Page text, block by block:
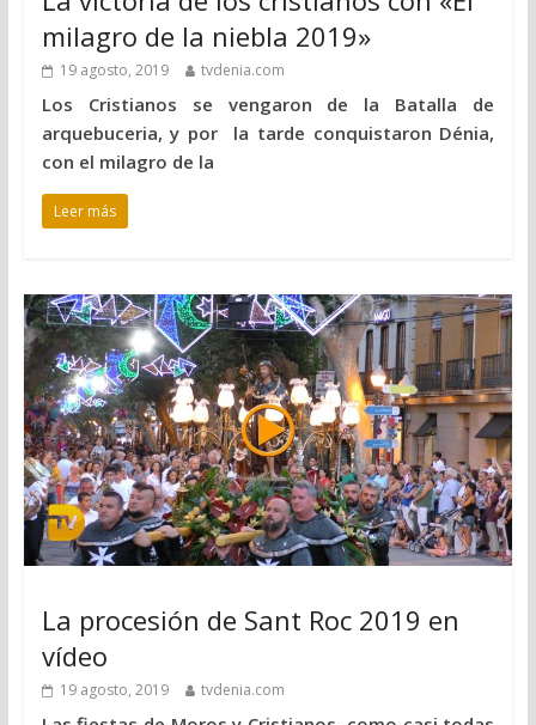
milagro de la niebla 2019»
19 agosto, 2019 tvdenia.com
Los Cristianos se vengaron de la Batalla de
arquebuceria, y por la tarde conquistaron Dénia,
con el milagro de la
Leer más
La procesión de Sant Roc 2019 en
vídeo
19 agosto, 2019 tvdenia.com